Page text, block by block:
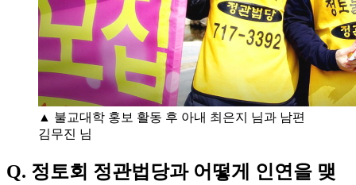
▲ 불교대학 홍보 활동 후 아내 최은지 님과 남편
김무진 님
Q. 정토회 정관법당과 어떻게 인연을 맺